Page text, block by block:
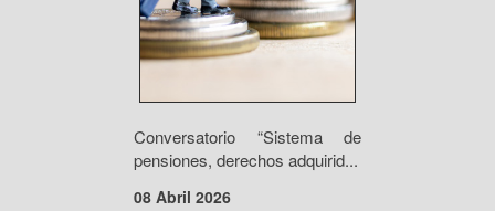
Conversatorio “Sistema de
pensiones, derechos adquirid...
08 Abril 2026